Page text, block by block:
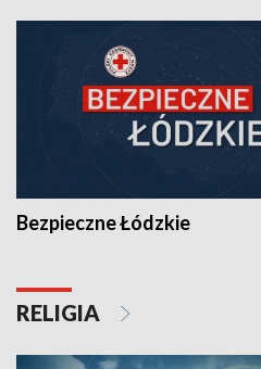
Bezpieczne Łódzkie
RELIGIA